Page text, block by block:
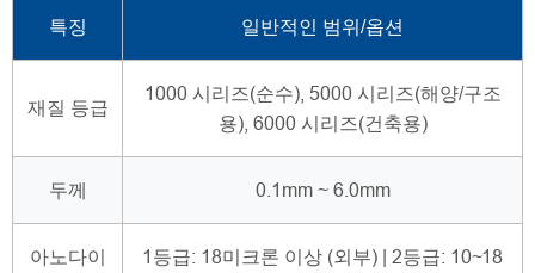
특징 일반적인 범위/옵션
재질 등급
1000 시리즈(순수), 5000 시리즈(해양/구조
용), 6000 시리즈(건축용)
두께 0.1mm ~ 6.0mm
아노다이
1등급: 18미크론 이상 (외부) | 2등급: 10~18